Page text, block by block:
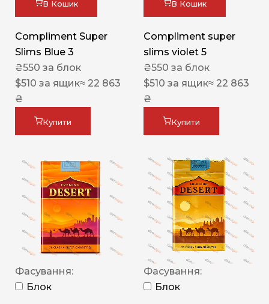
В Кошик
Compliment Super
Slims Blue 3
₴550 за блок
$510 за ящик≈ 22 863
₴
Купити
В Кошик
Compliment super
slims violet 5
₴550 за блок
$510 за ящик≈ 22 863
₴
Купити
Фасування:
Блок
Фасування:
Блок